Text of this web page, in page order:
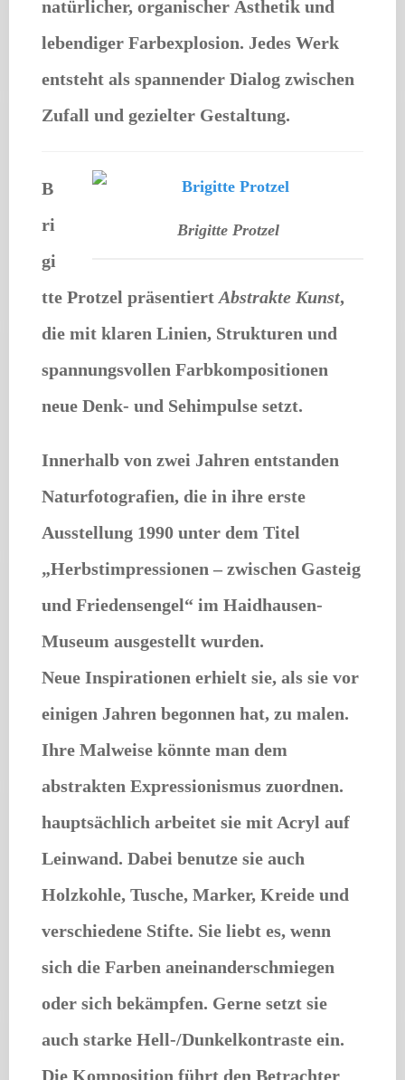
natürlicher, organischer Ästhetik und
lebendiger Farbexplosion. Jedes Werk
entsteht als spannender Dialog zwischen
Zufall und gezielter Gestaltung.
Brigitte Protzel
B
ri
gi
tte Protzel präsentiert Abstrakte Kunst,
die mit klaren Linien, Strukturen und
spannungsvollen Farbkompositionen
neue Denk- und Sehimpulse setzt.
Innerhalb von zwei Jahren entstanden
Naturfotografien, die in ihre erste
Ausstellung 1990 unter dem Titel
„Herbstimpressionen – zwischen Gasteig
und Friedensengel“ im Haidhausen-
Museum ausgestellt wurden.
Neue Inspirationen erhielt sie, als sie vor
einigen Jahren begonnen hat, zu malen.
Ihre Malweise könnte man dem
abstrakten Expressionismus zuordnen.
hauptsächlich arbeitet sie mit Acryl auf
Leinwand. Dabei benutze sie auch
Holzkohle, Tusche, Marker, Kreide und
verschiedene Stifte. Sie liebt es, wenn
sich die Farben aneinanderschmiegen
oder sich bekämpfen. Gerne setzt sie
auch starke Hell-/Dunkelkontraste ein.
Die Komposition führt den Betrachter